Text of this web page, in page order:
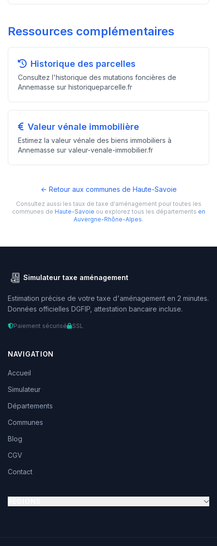
Ressources complémentaires
Historique des parcelles
Consultez l'historique des mutations foncières de
Annemasse sur historiqueparcelle.fr
Valeur vénale immobilière
Estimez la valeur vénale des biens immobiliers à
Annemasse sur valeur-venale-immobilier.fr
← Retour aux communes de Haute-Savoie
Consultez aussi les taux de taxe d'aménagement pour toutes les
communes de Haute-Savoie ou explorez tous les départements en
Auvergne-Rhône-Alpes.
Simulateur taxe aménagement
Estimation précise de votre taxe d'aménagement en 2 minutes.
Données officielles DGFIP, attestation bancaire incluse.
Paiement sécurisé SSL
NAVIGATION
Accueil
Simulateur
Départements
Communes
Blog
CGV
Contact